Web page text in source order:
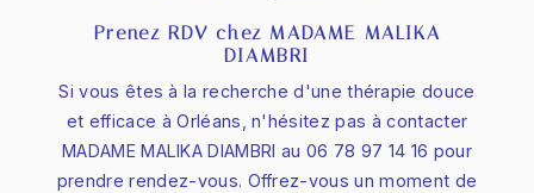
Prenez RDV chez MADAME MALIKA
DIAMBRI
Si vous êtes à la recherche d'une thérapie douce
et efficace à Orléans, n'hésitez pas à contacter
MADAME MALIKA DIAMBRI au 06 78 97 14 16 pour
prendre rendez-vous. Offrez-vous un moment de